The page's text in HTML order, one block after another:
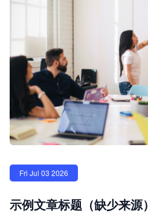
Fri Jul 03 2026
示例文章标题（缺少来源）